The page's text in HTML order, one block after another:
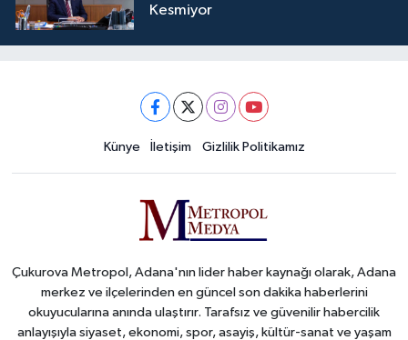
Kesmiyor
Künye İletişim Gizlilik Politikamız
Çukurova Metropol, Adana'nın lider haber kaynağı olarak, Adana
merkez ve ilçelerinden en güncel son dakika haberlerini
okuyucularına anında ulaştırır. Tarafsız ve güvenilir habercilik
anlayışıyla siyaset, ekonomi, spor, asayiş, kültür-sanat ve yaşam